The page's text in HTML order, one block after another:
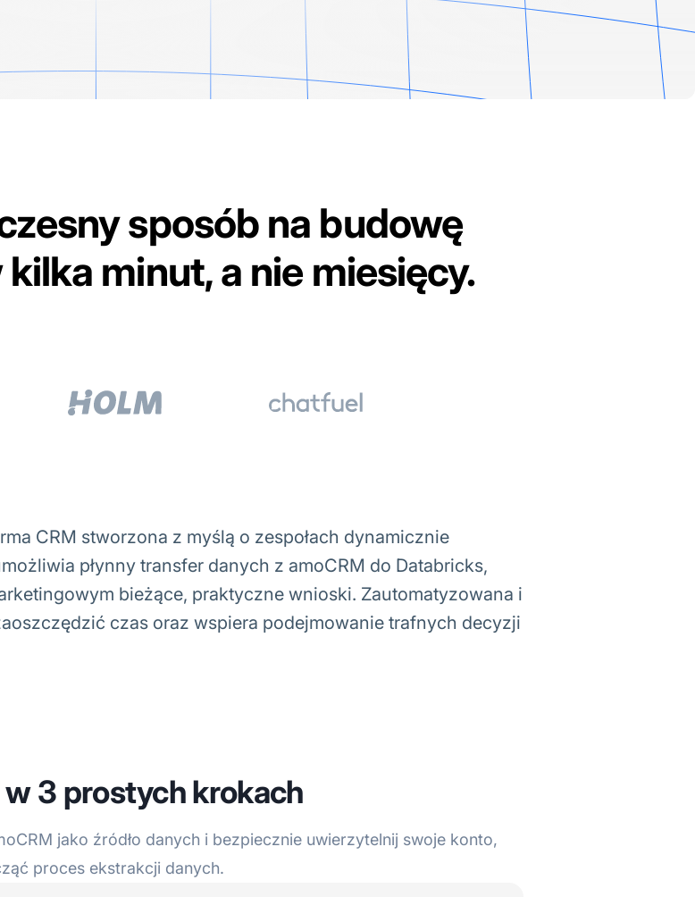
sposób na budowę
minut, a nie miesięcy.
CRM stworzona z myślą o zespołach dynamicznie
płynny transfer danych z amoCRM do Databricks,
bieżące, praktyczne wnioski. Zautomatyzowana i
czas oraz wspiera podejmowanie trafnych decyzji
3 prostych krokach
jako źródło danych i bezpiecznie uwierzytelnij swoje konto,
proces ekstrakcji danych.